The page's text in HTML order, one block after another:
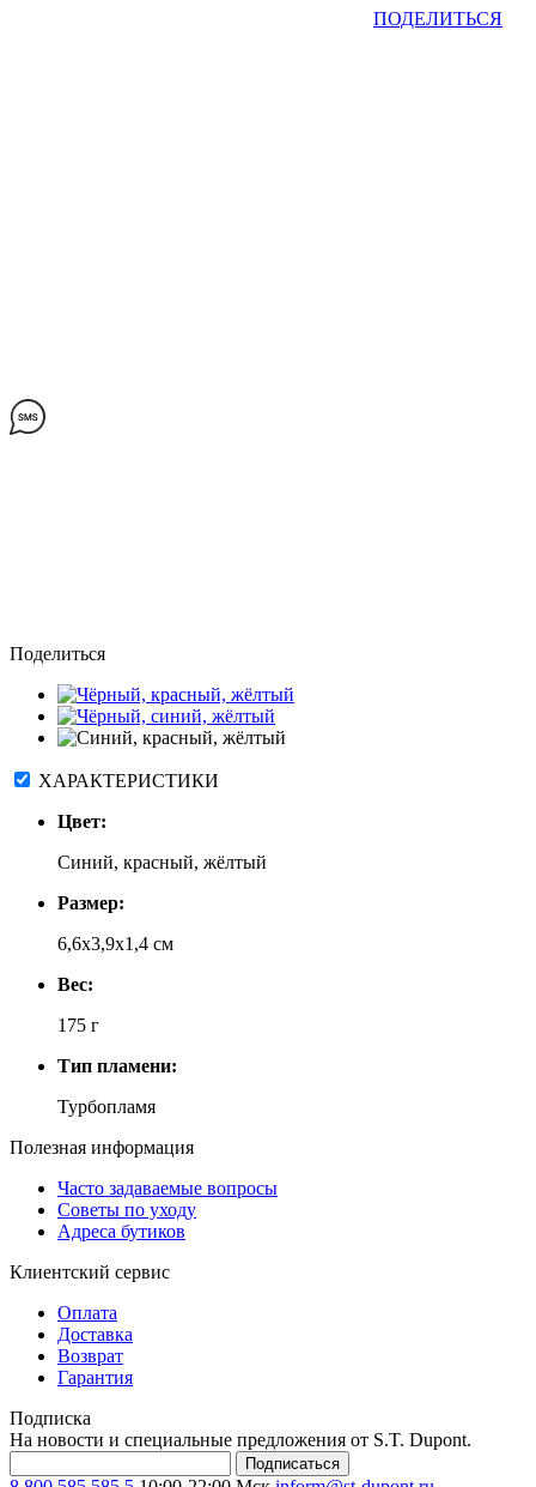
ПОДЕЛИТЬСЯ
Поделиться
ХАРАКТЕРИСТИКИ
Цвет:
Синий, красный, жёлтый
Размер:
6,6х3,9х1,4 см
Вес:
175 г
Тип пламени:
Турбопламя
Полезная информация
Часто задаваемые вопросы
Советы по уходу
Адреса бутиков
Клиентский сервис
Оплата
Доставка
Возврат
Гарантия
Подписка
На новости и специальные предложения от S.T. Dupont.
Подписаться